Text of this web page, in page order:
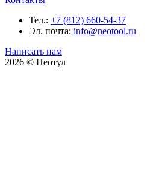
Тел.: +7 (812) 660-54-37
Эл. почта: info@neotool.ru
Написать нам
2026 © Неотул